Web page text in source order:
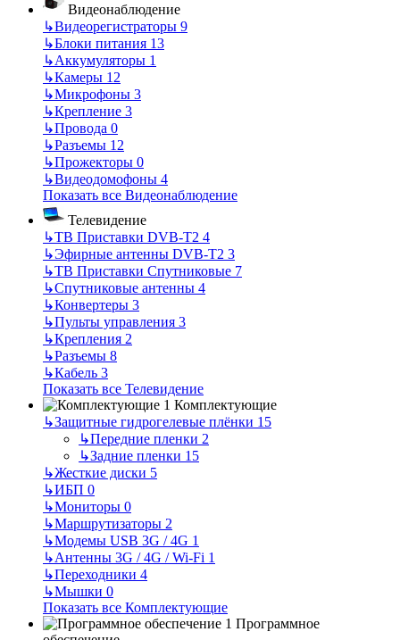
Видеонаблюдение
↳Видеорегистраторы 9
↳Блоки питания 13
↳Аккумуляторы 1
↳Камеры 12
↳Микрофоны 3
↳Крепление 3
↳Провода 0
↳Разъемы 12
↳Прожекторы 0
↳Видеодомофоны 4
Показать все Видеонаблюдение
Телевидение
↳ТВ Приставки DVB-T2 4
↳Эфирные антенны DVB-T2 3
↳ТВ Приставки Спутниковые 7
↳Спутниковые антенны 4
↳Конвертеры 3
↳Пульты управления 3
↳Крепления 2
↳Разъемы 8
↳Кабель 3
Показать все Телевидение
Комплектующие
↳Защитные гидрогелевые плёнки 15
↳Передние пленки 2
↳Задние пленки 15
↳Жесткие диски 5
↳ИБП 0
↳Мониторы 0
↳Маршрутизаторы 2
↳Модемы USB 3G / 4G 1
↳Антенны 3G / 4G / Wi-Fi 1
↳Переходники 4
↳Мышки 0
Показать все Комплектующие
Программное